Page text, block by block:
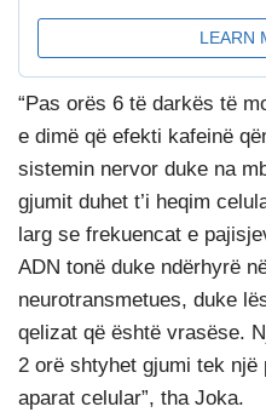
“Pas orës 6 të darkës të
e dimë që efekti kafeinë
sistemin nervor duke na
gjumit duhet t’i heqim
larg se frekuencat e
ADN tonë duke ndërhyrë
neurotransmetues, duke
qelizat që është vrasëse.
2 orë shtyhet gjumi tek një
aparat celular”, tha Joka.